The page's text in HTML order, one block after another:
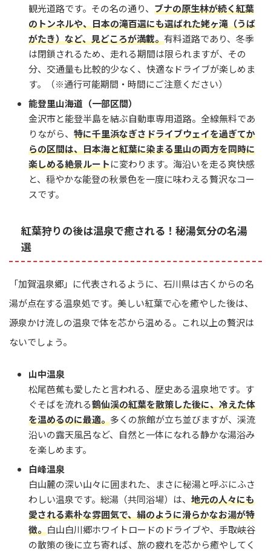
観光道路です。その名の通り、 ブナの原生林が続く紅葉
のトンネルや、日本の滝百選にも選ばれた姥ヶ滝（うば
がたき）など、見どころが満載。有料道路であり、冬季
は閉鎖されるため、走れる期間は限られますが、その
分、交通量も比較的少なく、快適なドライブが楽しめま
す。（※通行可能期間・時間にご注意ください）
能登里山海道（一部区間）
金沢市と能登半島を結ぶ自動車専用道路。全線無料であ
りながら、 特に千里浜なぎさドライブウェイを過ぎてか
らの区間は、日本海と紅葉に染まる里山の両方を同時に
楽しめる絶景ルートに変わります。海沿いを走る爽快感
と、穏やかな能登の秋景色を一度に味わえる贅沢なコー
スです。
紅葉狩りの後は温泉で癒される！秘湯気分の名湯
選
「加賀温泉郷」に代表されるように、石川県は古くからの名
湯が点在する温泉処です。美しい紅葉で心を癒やした後は、
源泉かけ流しの温泉で体を芯から温める。これ以上の贅沢は
ないでしょう。
山中温泉
松尾芭蕉も愛したと言われる、歴史ある温泉地です。す
ぐそばを流れる鶴仙渓の紅葉を散策した後に、冷えた体
を温めるのに最適。多くの旅館が立ち並びますが、渓流
沿いの露天風呂など、自然と一体になれる静かな湯浴み
を楽しめます。
白峰温泉
白山麓の深い山々に囲まれた、まさに秘湯と呼ぶにふさ
わしい温泉です。総湯（共同浴場）は、 地元の人々にも
愛される素朴な雰囲気で、絹のように滑らかなお湯が特
徴。白山白川郷ホワイトロードのドライブや、手取峡谷
の散策の後に立ち寄れば、旅の疲れを芯から癒やしてく